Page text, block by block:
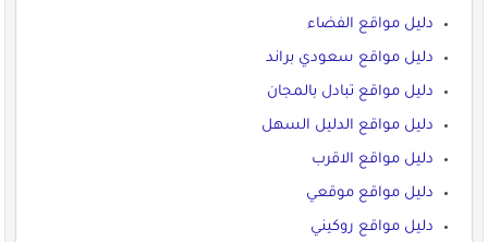
دليل مواقع الفضاء
دليل مواقع سعودي براند
دليل مواقع تبادل بالمجان
دليل مواقع الدليل السهل
دليل مواقع الاقرب
دليل مواقع موقعي
دليل مواقع روكيني